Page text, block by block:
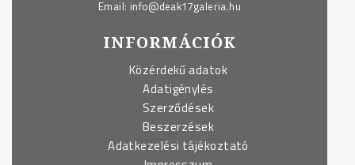
Email: info@deak17galeria.hu
INFORMÁCIÓK
Közérdekű adatok
Adatigénylés
Szerződések
Beszerzések
Adatkezelési tájékoztató